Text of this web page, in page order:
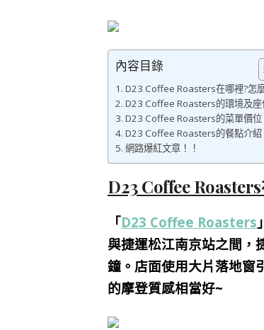
內容目錄
D23 Coffee Roasters在哪裡?怎
D23 Coffee Roasters的環境及座
D23 Coffee Roasters的菜單價位
D23 Coffee Roasters的餐點介紹
網路爆紅文章！！
D23 Coffee
「D23 Coffee Roasters
與捷運松江南京站之間，
鐘。 店面使用大片落地窗
的摩登質感相當好~